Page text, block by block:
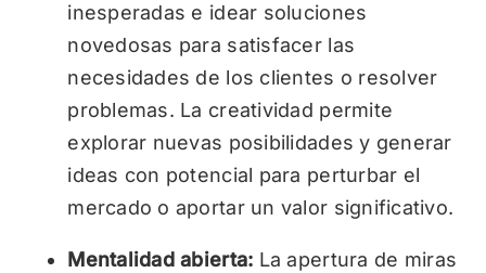
inesperadas e idear soluciones
novedosas para satisfacer las
necesidades de los clientes o resolver
problemas. La creatividad permite
explorar nuevas posibilidades y generar
ideas con potencial para perturbar el
mercado o aportar un valor significativo.
Mentalidad abierta: La apertura de miras